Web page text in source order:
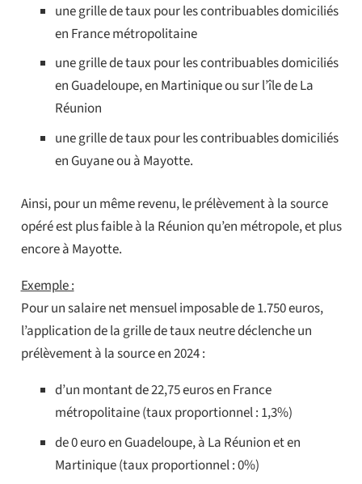
une grille de taux pour les contribuables domiciliés
en France métropolitaine
une grille de taux pour les contribuables domiciliés
en Guadeloupe, en Martinique ou sur l’île de La
Réunion
une grille de taux pour les contribuables domiciliés
en Guyane ou à Mayotte.
Ainsi, pour un même revenu, le prélèvement à la source
opéré est plus faible à la Réunion qu’en métropole, et plus
encore à Mayotte.
Exemple :
Pour un salaire net mensuel imposable de 1.750 euros,
l’application de la grille de taux neutre déclenche un
prélèvement à la source en 2024 :
d’un montant de 22,75 euros en France
métropolitaine (taux proportionnel : 1,3%)
de 0 euro en Guadeloupe, à La Réunion et en
Martinique (taux proportionnel : 0%)